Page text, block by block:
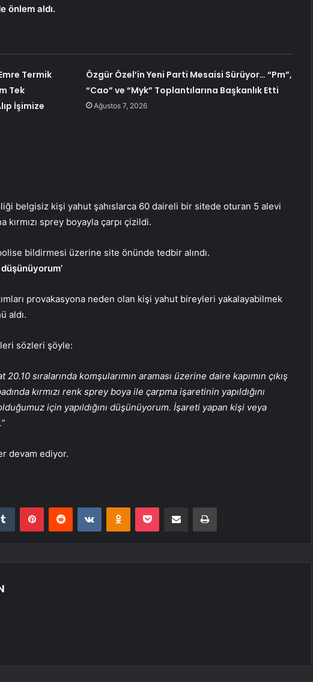
önlem aldı.
Termik
Tek
İşimize
Özgür Özel’in Yeni Parti Mesaisi Sürüyor… “Pm”,
“Cao” ve “Myk” Toplantılarına Başkanlık Etti
Ağustos 7, 2026
belgisiz kişi yahut şahıslarca 60 daireli bir sitede oturan 5 alevi
kırmızı sprey boyayla çarpı çizildi.
bildirmesi üzerine site önünde tedbir alındı.
düşünüyorum’
provakasyona neden olan kişi yahut bireyleri yakalayabilmek
aldı.
sözleri şöyle:
sıralarında komşularımın araması üzerine daire kapımın çıkış
kırmızı renk sprey boya ile çarpma işaretinin yapıldığını
için yapıldığını düşünüyorum. İşareti yapan kişi veya
devam ediyor.
Tumblr PinterestReddit VKontakteOdnoklassniki
Pocket E-Posta ile paylaş Yazdır